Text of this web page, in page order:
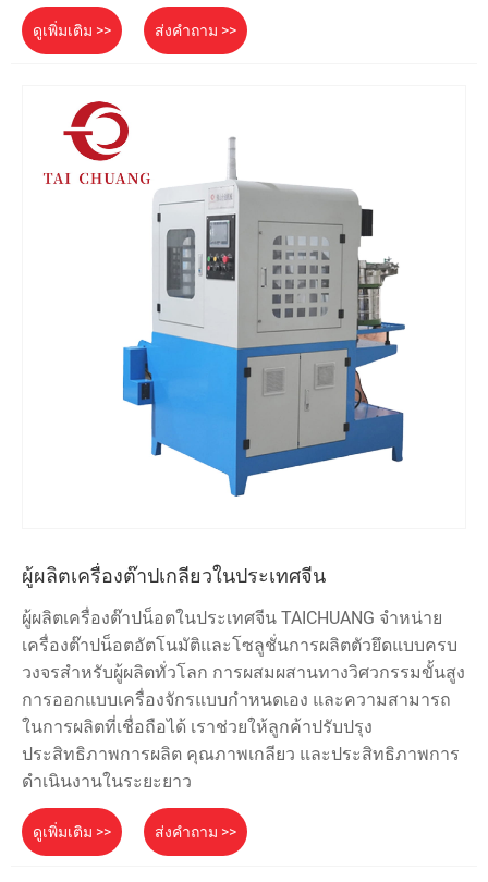
ดูเพิ่มเติม >> ส่งคำถาม >>
ผู้ผลิตเครื่องต๊าปเกลียวในประเทศจีน
ผู้ผลิตเครื่องต๊าปน็อตในประเทศจีน TAICHUANG จำหน่าย
เครื่องต๊าปน็อตอัตโนมัติและโซลูชั่นการผลิตตัวยึดแบบครบ
วงจรสำหรับผู้ผลิตทั่วโลก การผสมผสานทางวิศวกรรมขั้นสูง
การออกแบบเครื่องจักรแบบกำหนดเอง และความสามารถ
ในการผลิตที่เชื่อถือได้ เราช่วยให้ลูกค้าปรับปรุง
ประสิทธิภาพการผลิต คุณภาพเกลียว และประสิทธิภาพการ
ดำเนินงานในระยะยาว
ดูเพิ่มเติม >> ส่งคำถาม >>